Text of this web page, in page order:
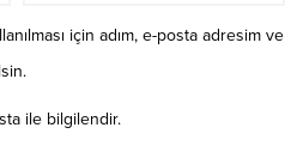
için adım, e-posta adresim ve
ile bilgilendir.